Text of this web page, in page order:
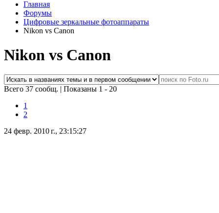
Главная
Форумы
Цифровые зеркальные фотоаппараты
Nikon vs Canon
Nikon vs Canon
Всего 37 сообщ. | Показаны 1 - 20
1
2
24 февр. 2010 г., 23:15:27